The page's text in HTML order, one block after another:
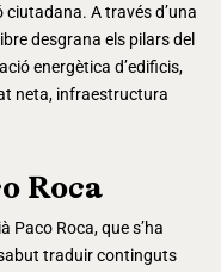
A través d’una
desgrana els pilars del
energètica d’edificis,
neta, infraestructura
Roca
Paco Roca, que s’ha
traduir continguts